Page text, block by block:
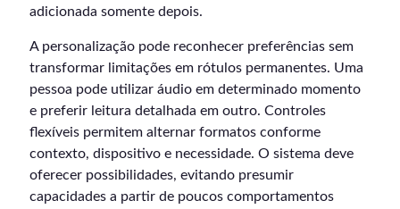
adicionada somente depois.
A personalização pode reconhecer preferências sem
transformar limitações em rótulos permanentes. Uma
pessoa pode utilizar áudio em determinado momento
e preferir leitura detalhada em outro. Controles
flexíveis permitem alternar formatos conforme
contexto, dispositivo e necessidade. O sistema deve
oferecer possibilidades, evitando presumir
capacidades a partir de poucos comportamentos